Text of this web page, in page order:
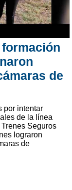
de
por intentar
de la línea
Seguros
lograron
de